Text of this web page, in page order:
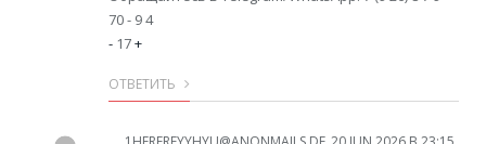
70 - 9 4
- 17+
ОТВЕТИТЬ